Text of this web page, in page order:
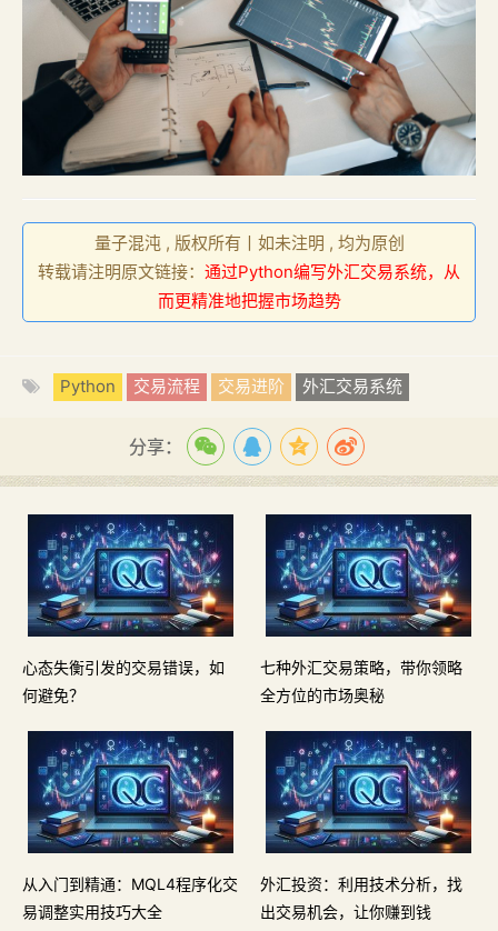
量子混沌 , 版权所有丨如未注明 , 均为原创
转载请注明原文链接： 通过Python编写外汇交易系统，从
而更精准地把握市场趋势
Python 交易流程 交易进阶 外汇交易系统
分享：
心态失衡引发的交易错误，如
何避免？
七种外汇交易策略，带你领略
全方位的市场奥秘
从入门到精通：MQL4程序化交
易调整实用技巧大全
外汇投资：利用技术分析，找
出交易机会，让你赚到钱